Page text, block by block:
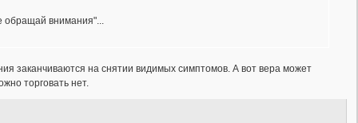
обращай внимания"...
заканчиваются на снятии видимых симптомов. А вот вера может
торговать нет.